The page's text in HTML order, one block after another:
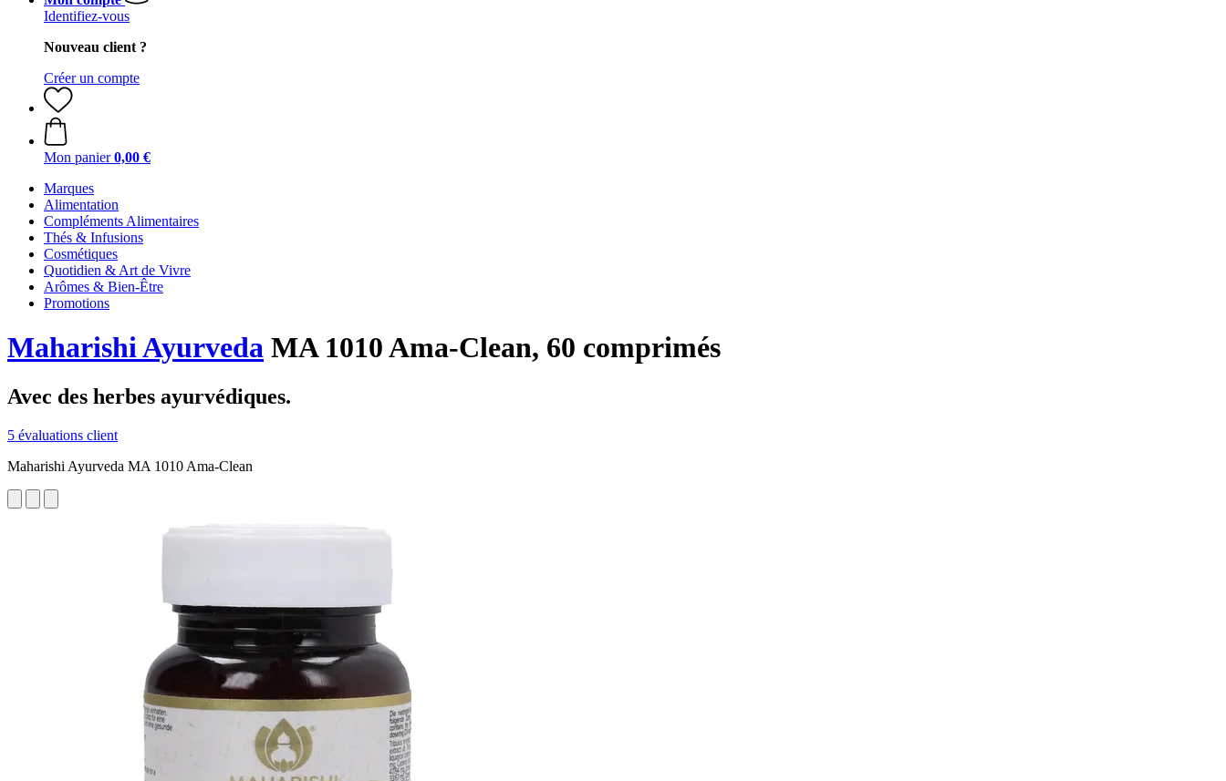
Identifiez-vous
Nouveau client ?
Créer un compte
Mon panier 0,00 €
Marques
Alimentation
Compléments Alimentaires
Thés & Infusions
Cosmétiques
Quotidien & Art de Vivre
Arômes & Bien-Être
Promotions
Maharishi Ayurveda MA 1010 Ama-Clean, 60 comprimés
Avec des herbes ayurvédiques.
5 évaluations client
Maharishi Ayurveda MA 1010 Ama-Clean